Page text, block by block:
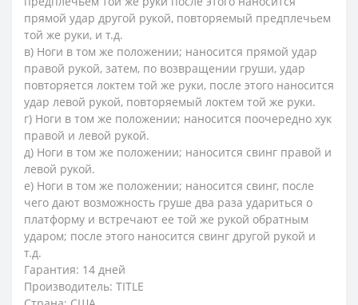
прямой удар другой рукой, повторяемый предплечьем
той же руки, и т.д.
в) Ноги в том же положении; наносится прямой удар
правой рукой, затем, по возвращении груши, удар
повторяется локтем той же руки, после этого наносится
удар левой рукой, повторяемый локтем той же руки.
г) Ноги в том же положении; наносится поочередно хук
правой и левой рукой.
д) Ноги в том же положении; наносится свинг правой и
левой рукой.
е) Ноги в том же положении; наносится свинг, после
чего дают возможность груше два раза удариться о
платформу и встречают ее той же рукой обратным
ударом; после этого наносится свинг другой рукой и
т.д.
Гарантия: 14 дней
Производитель: TITLE